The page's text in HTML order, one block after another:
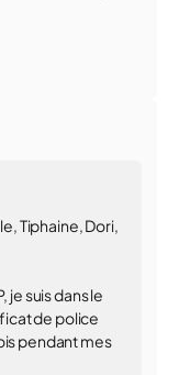
Tiphaine, Dori,
je suis dans le
de police
pendant mes